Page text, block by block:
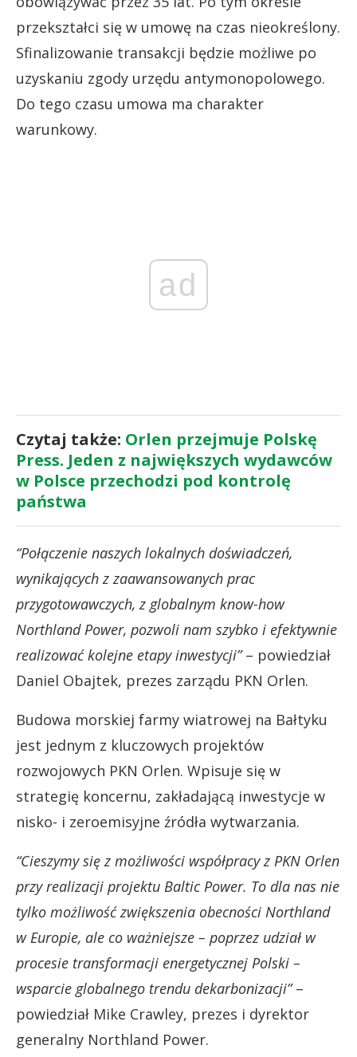
przekształci się w umowę na czas nieokreślony.
Sfinalizowanie transakcji będzie możliwe po
uzyskaniu zgody urzędu antymonopolowego.
Do tego czasu umowa ma charakter
warunkowy.
ad
Czytaj także: Orlen przejmuje Polskę
Press. Jeden z największych wydawców
w Polsce przechodzi pod kontrolę
państwa
“Połączenie naszych lokalnych doświadczeń,
wynikających z zaawansowanych prac
przygotowawczych, z globalnym know-how
Northland Power, pozwoli nam szybko i efektywnie
realizować kolejne etapy inwestycji”– powiedział
Daniel Obajtek, prezes zarządu PKN Orlen.
Budowa morskiej farmy wiatrowej na Bałtyku
jest jednym z kluczowych projektów
rozwojowych PKN Orlen. Wpisuje się w
strategię koncernu, zakładającą inwestycje w
nisko- i zeroemisyjne źródła wytwarzania.
“Cieszymy się z możliwości współpracy z PKN Orlen
przy realizacji projektu Baltic Power. To dla nas nie
tylko możliwość zwiększenia obecności Northland
w Europie, ale co ważniejsze – poprzez udział w
procesie transformacji energetycznej Polski –
wsparcie globalnego trendu dekarbonizacji”–
powiedział Mike Crawley, prezes i dyrektor
generalny Northland Power.